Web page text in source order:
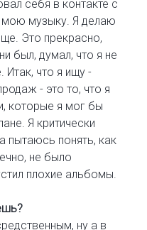
себя в контакте с
музыку. Я делаю
Это прекрасно,
был, думал, что я не
что я ищу -
- это то, что я
которые я мог бы
Я критически
пытаюсь понять, как
не было
плохие альбомы.
ну а в